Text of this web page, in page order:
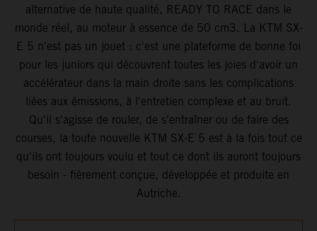
alternative de haute qualité, READY TO RACE dans le
monde réel, au moteur à essence de 50 cm3. La KTM SX-
E 5 n'est pas un jouet : c'est une plateforme de bonne foi
pour les juniors qui découvrent toutes les joies d'avoir un
accélérateur dans la main droite sans les complications
liées aux émissions, à l'entretien complexe et au bruit.
Qu'il s'agisse de rouler, de s'entraîner ou de faire des
courses, la toute nouvelle KTM SX-E 5 est à la fois tout ce
qu'ils ont toujours voulu et tout ce dont ils auront toujours
besoin - fièrement conçue, développée et produite en
Autriche.